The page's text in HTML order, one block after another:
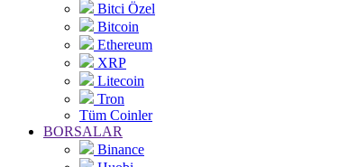
Bitci Özel
Bitcoin
Ethereum
XRP
Litecoin
Tron
Tüm Coinler
BORSALAR
Binance